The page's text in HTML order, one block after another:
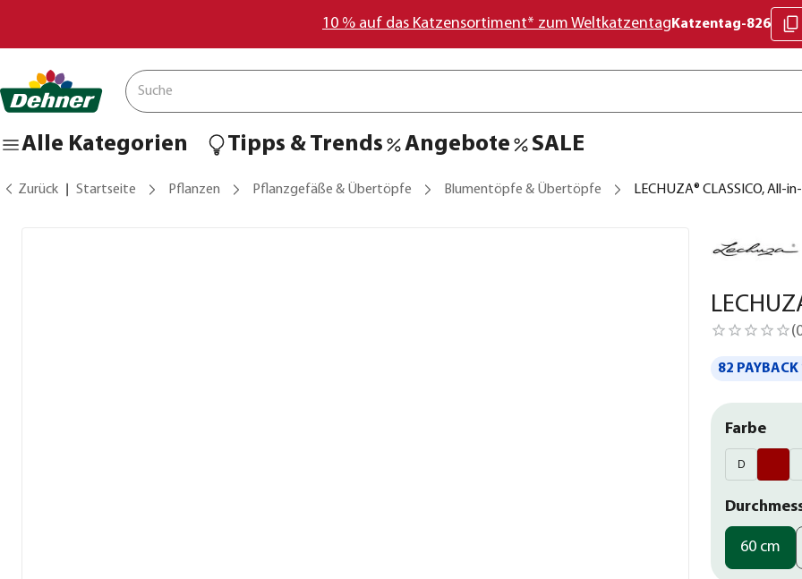
10 % auf das Katzensortiment* zum Weltkatzentag Katzentag-826
Alle Kategorien Tipps & Trends Angebote SALE
Zurück Startseite Pflanzen Pflanzgefäße & Übertöpfe Blumentöpfe & Übertöpfe LECHUZA® CLASSICO, All-
(
82
Farbe
D
60 cm